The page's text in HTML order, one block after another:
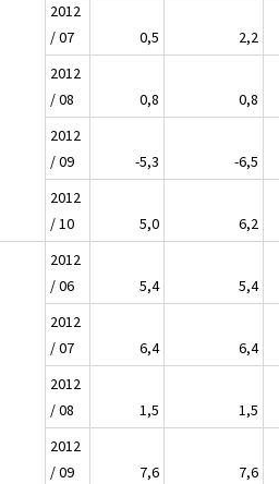
2012
/ 07
0,5 2,2
2012
/ 08
0,8 0,8
2012
/ 09
-5,3 -6,5
2012
/ 10
5,0 6,2
2012
/ 06
5,4 5,4
2012
/ 07
6,4 6,4
2012
/ 08
1,5 1,5
2012
/ 09
7,6 7,6